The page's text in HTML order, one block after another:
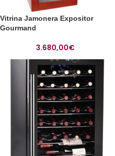
Vitrina Jamonera Expositor
Gourmand
3.680,00€